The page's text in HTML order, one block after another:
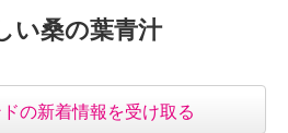
桑の葉青汁
の新着情報を受け取る